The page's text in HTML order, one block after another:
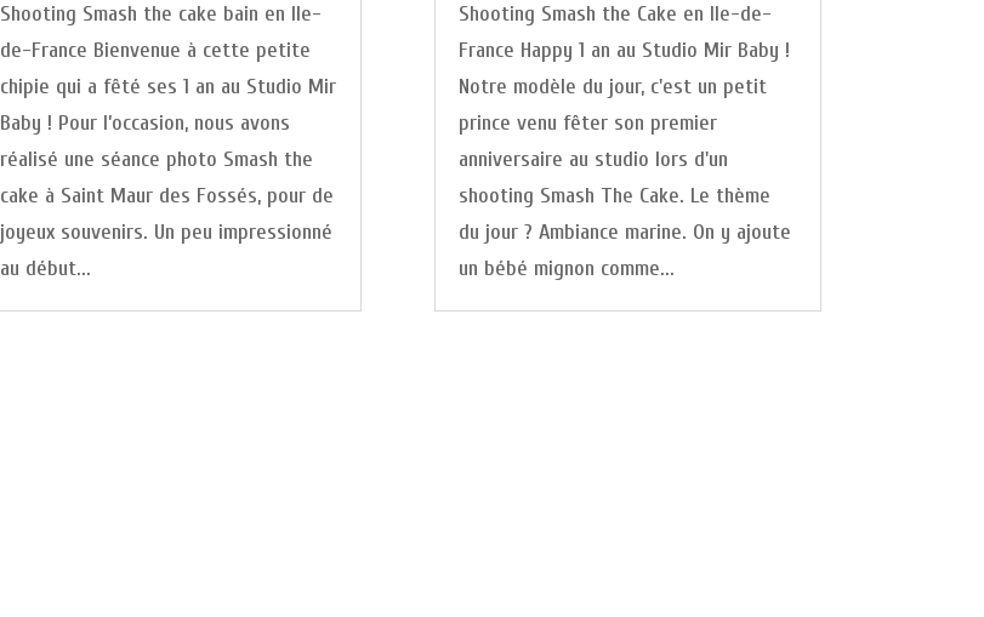
Shooting Smash the cake bain en Ile-
de-France Bienvenue à cette petite
chipie qui a fêté ses 1 an au Studio Mir
Baby ! Pour l’occasion, nous avons
réalisé une séance photo Smash the
cake à Saint Maur des Fossés, pour de
joyeux souvenirs. Un peu impressionné
au début...
Shooting Smash the Cake en Ile-de-
France Happy 1 an au Studio Mir Baby !
Notre modèle du jour, c'est un petit
prince venu fêter son premier
anniversaire au studio lors d'un
shooting Smash The Cake. Le thème
du jour ? Ambiance marine. On y ajoute
un bébé mignon comme...